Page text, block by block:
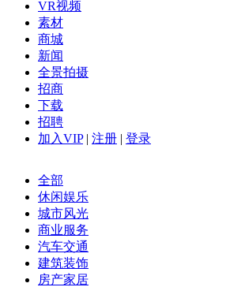
VR视频
素材
商城
新闻
全景拍摄
招商
下载
招聘
加入VIP | 注册 | 登录
全部
休闲娱乐
城市风光
商业服务
汽车交通
建筑装饰
房产家居